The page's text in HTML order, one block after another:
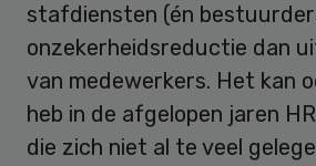
stafdiensten (én
onzekerheidsreductie dan
van medewerkers. Het kan
heb in de afgelopen jaren
die zich niet al te veel